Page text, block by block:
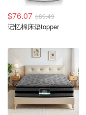
$76.07 $89.49
记忆棉床垫topper